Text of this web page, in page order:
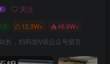
关注
0 12.3W+ 46.9W+
长，扫码加V或公众号留言